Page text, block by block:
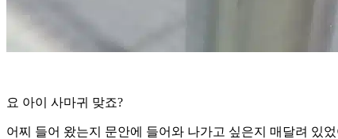
요 아이 사마귀 맞죠?
어찌 들어 왔는지 문안에 들어와 나가고 싶은지 매달려 있